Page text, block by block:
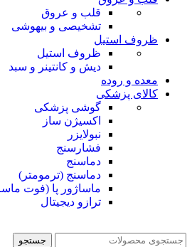
قلب و عروق
تشخیصی و بیهوشی
ظروف استیل
ظروف استیل
دیش و کانتینر و سبد
معده و روده
کالای پزشکی
گوشی پزشکی
اکسیژن ساز
نبولایزر
فشارسنج
دماسنج
دماسنج (ترمومتر)
ماساژور پا (فوت
ترازو دیجیتال
جستجو